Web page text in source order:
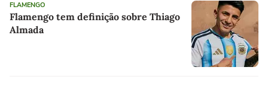
FLAMENGO
Flamengo tem definição sobre Thiago
Almada